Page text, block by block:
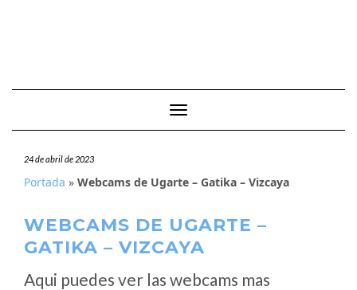
Cambiar modo de navegación
24 de abril de 2023
Portada » Webcams de Ugarte – Gatika – Vizcaya
WEBCAMS DE UGARTE –
GATIKA – VIZCAYA
Aqui puedes ver las webcams mas